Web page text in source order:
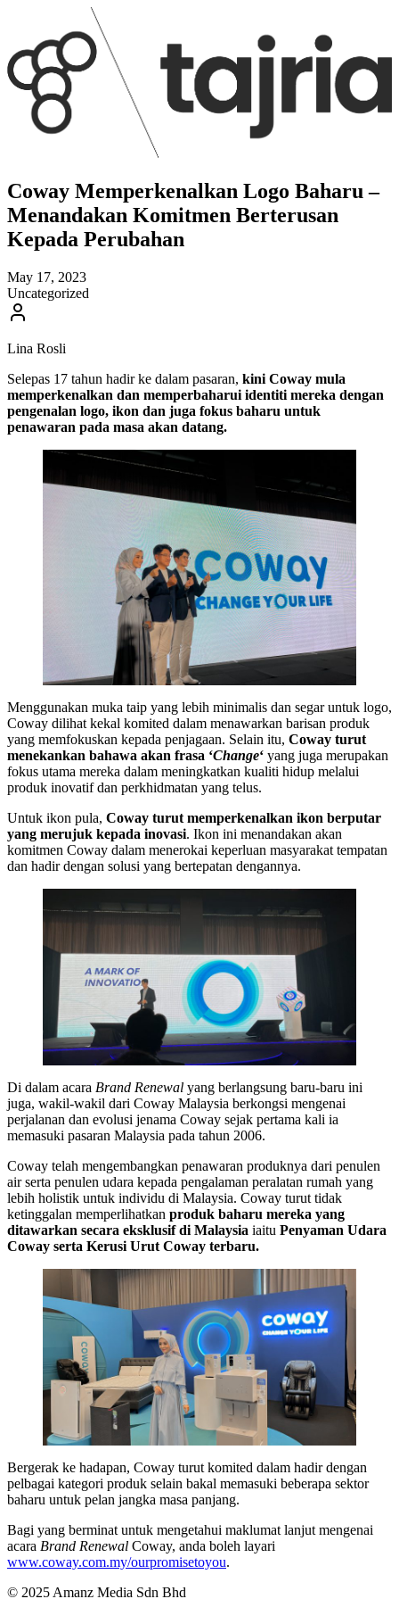
Coway Memperkenalkan Logo Baharu –
Menandakan Komitmen Berterusan
Kepada Perubahan
May 17, 2023
Uncategorized
Lina Rosli
Selepas 17 tahun hadir ke dalam pasaran, kini Coway mula
memperkenalkan dan memperbaharui identiti mereka dengan
pengenalan logo, ikon dan juga fokus baharu untuk
penawaran pada masa akan datang.
Menggunakan muka taip yang lebih minimalis dan segar untuk logo,
Coway dilihat kekal komited dalam menawarkan barisan produk
yang memfokuskan kepada penjagaan. Selain itu, Coway turut
menekankan bahawa akan frasa ‘Change‘ yang juga merupakan
fokus utama mereka dalam meningkatkan kualiti hidup melalui
produk inovatif dan perkhidmatan yang telus.
Untuk ikon pula, Coway turut memperkenalkan ikon berputar
yang merujuk kepada inovasi. Ikon ini menandakan akan
komitmen Coway dalam menerokai keperluan masyarakat tempatan
dan hadir dengan solusi yang bertepatan dengannya.
Di dalam acara Brand Renewal yang berlangsung baru-baru ini
juga, wakil-wakil dari Coway Malaysia berkongsi mengenai
perjalanan dan evolusi jenama Coway sejak pertama kali ia
memasuki pasaran Malaysia pada tahun 2006.
Coway telah mengembangkan penawaran produknya dari penulen
air serta penulen udara kepada pengalaman peralatan rumah yang
lebih holistik untuk individu di Malaysia. Coway turut tidak
ketinggalan memperlihatkan produk baharu mereka yang
ditawarkan secara eksklusif di Malaysia iaitu Penyaman Udara
Coway serta Kerusi Urut Coway terbaru.
Bergerak ke hadapan, Coway turut komited dalam hadir dengan
pelbagai kategori produk selain bakal memasuki beberapa sektor
baharu untuk pelan jangka masa panjang.
Bagi yang berminat untuk mengetahui maklumat lanjut mengenai
acara Brand Renewal Coway, anda boleh layari
www.coway.com.my/ourpromisetoyou.
© 2025 Amanz Media Sdn Bhd